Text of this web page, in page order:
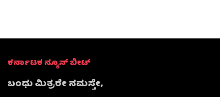
ಕರ್ನಾಟಕ ನ್ಯೂಸ್ ಬೀಟ್
ಬಂಧು ಮಿತ್ರರೇ ನಮಸ್ತೇ,